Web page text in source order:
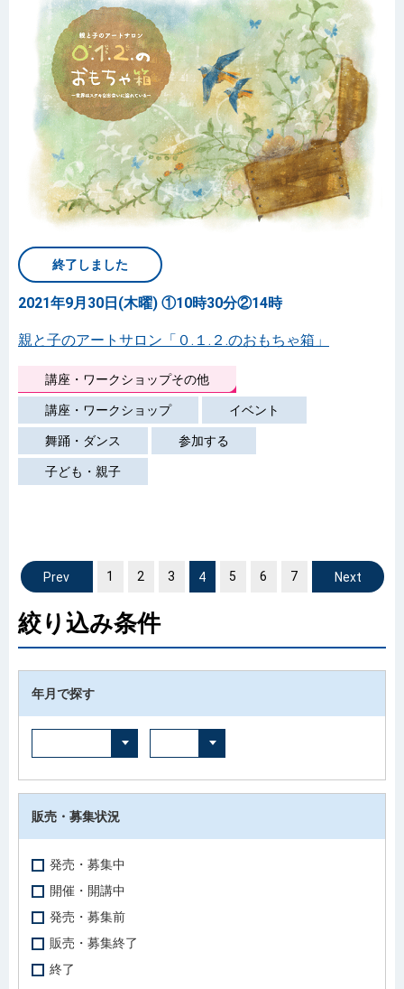
終了しました
2021年9月30日(木曜) ①10時30分②14時
親と子のアートサロン「０.１.２.のおもちゃ箱」
講座・ワークショップその他
講座・ワークショップ イベント
舞踊・ダンス 参加する
子ども・親子
前へ
1 2 3 4 5 6 7
絞り込み条件
年月で探す
販売・募集状況
発売・募集中
開催・開講中
発売・募集前
販売・募集終了
終了